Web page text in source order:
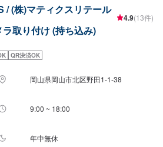
/ (株)マティクスリテール
取り付け (持ち込み)
4.9(13件)
QR決済OK
岡山県岡山市北区野田1-1-38
9:00 ~ 18:00
年中無休